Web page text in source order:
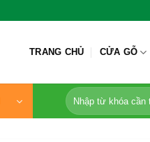
TRANG CHỦ CỬA GỖ
Tìm
kiếm: